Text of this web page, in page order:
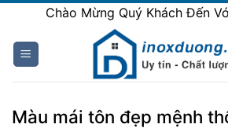
content
Chào Mừng Quý Khách Đến Với
Màu mái tôn đẹp mệnh